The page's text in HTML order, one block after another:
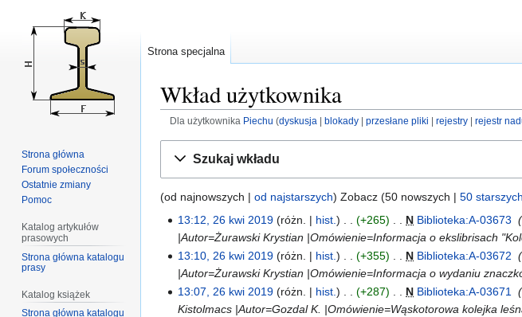
Wkład użytkownika
Dla użytkownika Piechu dyskusja blokady przesłane pliki rejestry rejestr
Szukaj wkładu
(od najnowszych | od najstarszych) Zobacz (50 nowszych | 50 starszych
13:12, 26 kwi 2019
różn. hist. +265 N Biblioteka:A-03673 ‎
|Autor=Żurawski Krystian |Omówienie=Informacja o ekslibrisach
13:10, 26 kwi 2019
różn. hist. +355 N Biblioteka:A-03672 ‎
|Autor=Żurawski Krystian |Omówienie=Informacja o wydaniu
13:07, 26 kwi 2019
różn. hist. +287 N Biblioteka:A-03671 ‎
Kistolmacs |Autor=Gozdal K. |Omówienie=Wąskotorowa kolejka
Strona specjalna
Strona główna
Forum społeczności
Ostatnie zmiany
Pomoc
Katalog artykułów
prasowych
Strona główna katalogu
prasy
Katalog książek
Strona główna katalogu